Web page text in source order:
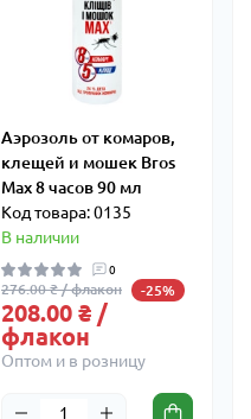
Аэрозоль от комаров,
клещей и мошек Bros
Max 8 часов 90 мл
Код товара: 0135
В наличии
0
276.00 ₴ / флакон -25%
208.00 ₴ /
флакон
Оптом и в розницу